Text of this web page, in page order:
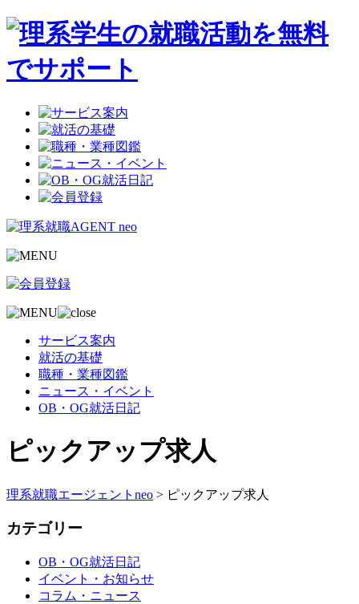
サービス案内
就活の基礎
職種・業種図鑑
ニュース・イベント
OB・OG就活日記
ピックアップ求人
理系就職エージェントneo > ピックアップ求人
カテゴリー
OB・OG就活日記
イベント・お知らせ
コラム・ニュース